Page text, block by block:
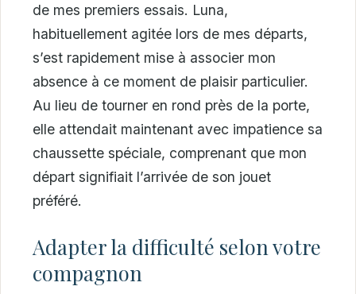
de mes premiers essais. Luna,
habituellement agitée lors de mes départs,
s’est rapidement mise à associer mon
absence à ce moment de plaisir particulier.
Au lieu de tourner en rond près de la porte,
elle attendait maintenant avec impatience sa
chaussette spéciale, comprenant que mon
départ signifiait l’arrivée de son jouet
préféré.
Adapter la difficulté selon votre
compagnon